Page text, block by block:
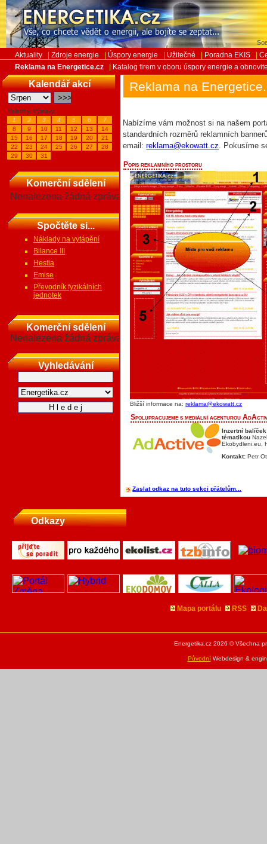
Aktuality Zdroje energie Úspory energie Užitečné Poradna EKIS
Reklama na Energetice.cz
Katalog firem v oboru úspory energie a
Kalendář akcí
Veletrhy, Výstavy...
1
2 3 4 5 6
7
8
9 10 11 12 13
14
15
16 17 18 19 20
21
22
23 24 25 26 27
28
29
30 31
Komerční sdělení
Nenalezena žádná zpráva
Spočtěte si...
Náklady na vytápění
Bilance III
Hestia
Emise
Převodník fyzikálních
jednotek
Komerční sdělení
Nenalezena žádná zpráva
Vyhledávání
Reklama na
Nabízíme vám možnost si na našem
standardních rozměrů reklamních
email:reklama@ekowatt.cz. Pokusíme
Popis reklamního prostoru
Bližší informace na:reklama@ekowatt.cz
Spolupracujeme s mediální agenturou
Inzertní
tématikou
Ekobydleni.eu,
Kontakt: Petr
Zaslat odkaz na tuto sekci přátelům...
Odkazy
Mapa portálu RSS
Energetika.cz 2026 © Všechna
PůvodníWebdesign &